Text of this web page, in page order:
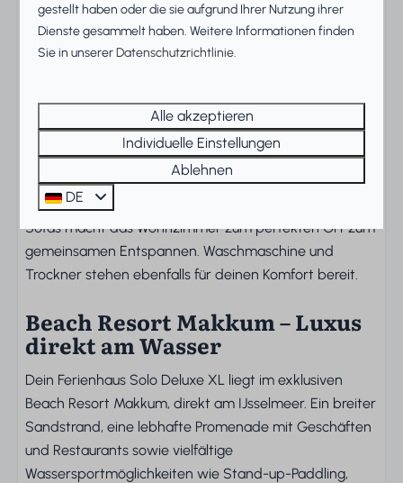
Das Ferienhaus verfügt über drei Schlafzimmer mit
komfortablen Boxspringbetten sowie ein modernes
offene Küche ist vollständig ausgestattet mit
Induktionskochfeld, Geschirrspüler und Kombi-
Mikrowelle, sodass das Kochen während deines
Aufenthalts zum Vergnügen wird. Eine geräumige
Sitzecke mit großem Fernseher und zwei bequemen
Sofas macht das Wohnzimmer zum perfekten Ort zum
gemeinsamen Entspannen. Waschmaschine und
Trockner stehen ebenfalls für deinen Komfort bereit.
Beach Resort Makkum – Luxus
direkt am Wasser
Dein Ferienhaus Solo Deluxe XL liegt im exklusiven
Beach Resort Makkum, direkt am IJsselmeer. Ein breiter
Sandstrand, eine lebhafte Promenade mit Geschäften
und Restaurants sowie vielfältige
Wassersportmöglichkeiten wie Stand-up-Paddling,
gestellt haben oder die sie aufgrund Ihrer Nutzung ihrer
Dienste gesammelt haben. Weitere Informationen finden
Sie in unsererDatenschutzrichtlinie.
Alle akzeptieren
Individuelle Einstellungen
Ablehnen
DE